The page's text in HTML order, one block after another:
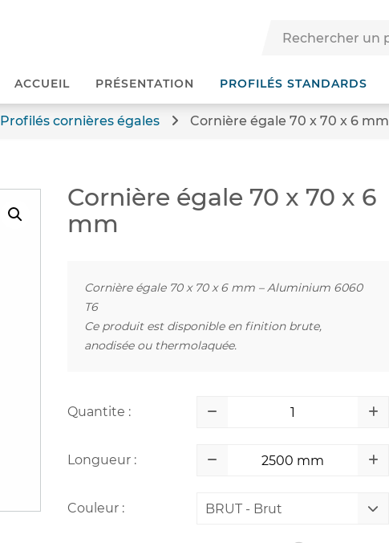
ACCUEIL PRÉSENTATION PROFILÉS STANDARDS
Profilés cornières égales Cornière égale 70 x 70 x 6 mm
Cornière égale 70 x 70 x 6
mm
Cornière égale 70 x 70 x 6 mm – Aluminium 6060
T6
Ce produit est disponible en finition brute,
anodisée ou thermolaquée.
Quantite :
Longueur :
Couleur : BRUT - Brut